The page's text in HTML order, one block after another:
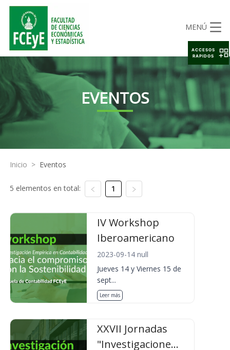
MENÚ
EVENTOS
Inicio > Eventos
5 elementos en total: 1
IV Workshop
Iberoamericano
2023-09-14 null
Jueves 14 y Viernes 15 de
sept...
Leer más
XXVII Jornadas
"Investigacione...
ACCESOS
RAPIDOS